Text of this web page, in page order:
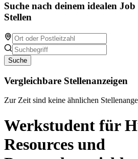
Suche nach deinem idealen
Stellen
Suche
Vergleichbare Stellenanzeigen
Zur Zeit sind keine ähnlichen
Werkstudent für
Resources und